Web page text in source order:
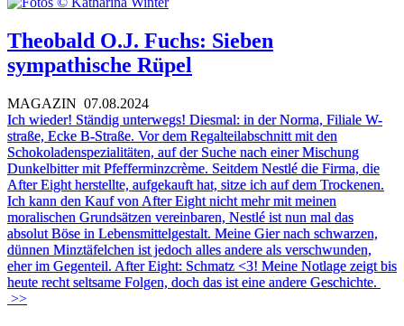
Theobald O.J. Fuchs: Sieben
sympathische Rüpel
MAGAZIN 07.08.2024
Ich wieder! Ständig unterwegs! Diesmal: in der Norma, Filiale W-
straße, Ecke B-Straße. Vor dem Regalteilabschnitt mit den
Schokoladenspezialitäten, auf der Suche nach einer Mischung
Dunkelbitter mit Pfefferminzcrème. Seitdem Nestlé die Firma, die
After Eight herstellte, aufgekauft hat, sitze ich auf dem Trockenen.
Ich kann den Kauf von After Eight nicht mehr mit meinen
moralischen Grundsätzen vereinbaren, Nestlé ist nun mal das
absolut Böse in Lebensmittelgestalt. Meine Gier nach schwarzen,
dünnen Minztäfelchen ist jedoch alles andere als verschwunden,
eher im Gegenteil. After Eight: Schmatz <3! Meine Notlage zeigt bis
heute recht seltsame Folgen, doch das ist eine andere Geschichte.
>>